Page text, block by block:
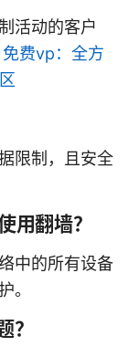
活动的客户
免费vp：全方
限制，且安全
用翻墙？
中的所有设备
。
？